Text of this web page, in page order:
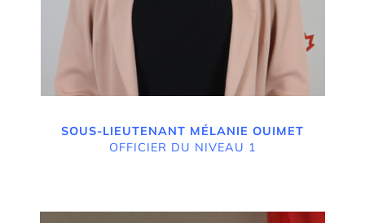
SOUS-LIEUTENANT MÉLANIE OUIMET
OFFICIER DU NIVEAU 1